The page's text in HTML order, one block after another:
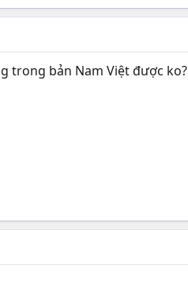
trong bản Nam Việt được ko?